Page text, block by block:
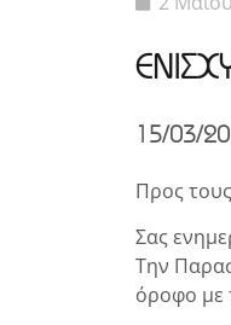
15/03/
Προς
Σας
Την
όροφο με